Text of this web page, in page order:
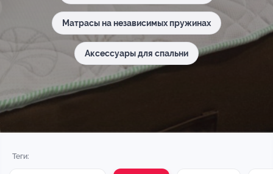
Матрасы на независимых пружинах
Аксессуары для спальни
Теги: